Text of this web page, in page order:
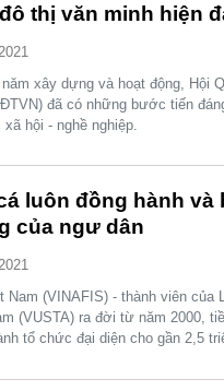
thị văn minh hiện
xây dựng và hoạt động, Hội
đã có những bước tiến
hội - nghề nghiệp.
luôn đồng hành và
của ngư dân
Nam (VINAFIS) - thành viên của
(VUSTA) ra đời từ năm 2000,
tổ chức đại diện cho gần 2,5